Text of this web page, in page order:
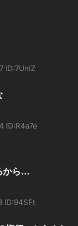
ID:7UnIZ
ID:R4a7e
から…
ID:94SFt